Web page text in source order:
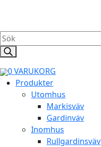
Products
search
0VARUKORG
Produkter
Utomhus
Markisväv
Gardinväv
Inomhus
Rullgardinsväv